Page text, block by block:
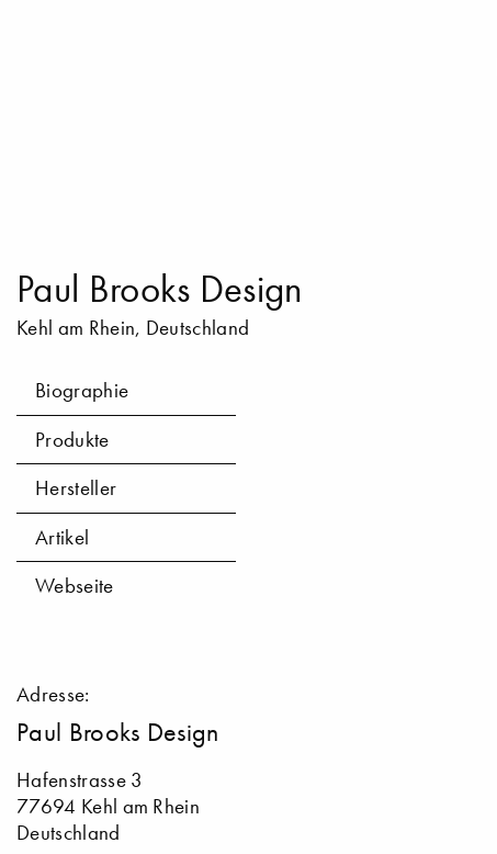
Paul Brooks Design
Kehl am Rhein, Deutschland
Biographie
Produkte
Hersteller
Artikel
Webseite
Adresse:
Paul Brooks Design
Hafenstrasse 3
77694 Kehl am Rhein
Deutschland